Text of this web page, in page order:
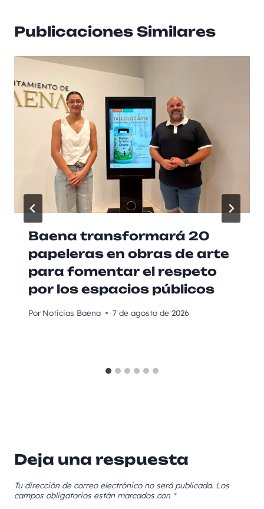
Publicaciones Similares
Baena transformará 20
papeleras en obras de arte
para fomentar el respeto
por los espacios públicos
Por Noticias Baena 7 de agosto de 2026
Deja una respuesta
Tu dirección de correo electrónico no será publicada. Los
campos obligatorios están marcados con *